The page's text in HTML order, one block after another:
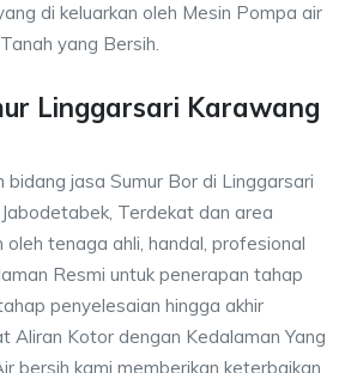
di keluarkan oleh Mesin Pompa air
yang Bersih.
Linggarsari Karawang
bidang jasa Sumur Bor di Linggarsari
Terdekat dan area
oleh tenaga ahli, handal, profesional
Resmi untuk penerapan tahap
penyelesaian hingga akhir
Aliran Kotor dengan Kedalaman Yang
bersih kami memberikan keterbaikan